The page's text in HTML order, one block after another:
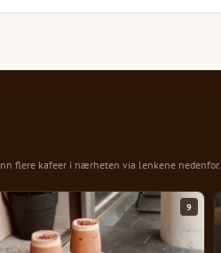
flere kafeer i nærheten via lenkene nedenfor.
9